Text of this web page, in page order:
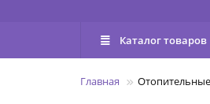
Каталог товаров
Главная